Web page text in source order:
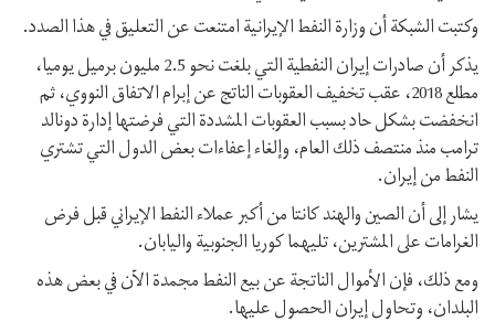
وكتبت الشبكة أن وزارة النفط الإيرانية امتنعت عن التعليق في هذا الصدد.
يذكر أن صادرات إيران النفطية التي بلغت نحو 2.5 مليون برميل يوميا،
مطلع 2018، عقب تخفيف العقوبات الناتج عن إبرام الاتفاق النووي، ثم
انخفضت بشكل حاد بسبب العقوبات المشددة التي فرضتها إدارة دونالد
ترامب منذ منتصف ذلك العام، وإلغاء إعفاءات بعض الدول التي تشتري
النفط من إيران.
يشار إلى أن الصين والهند كانتا من أكبر عملاء النفط الإيراني قبل فرض
الغرامات على المشترين، تليهما كوريا الجنوبية واليابان.
ومع ذلك، فإن الأموال الناتجة عن بيع النفط مجمدة الآن في بعض هذه
البلدان، وتحاول إيران الحصول عليها.